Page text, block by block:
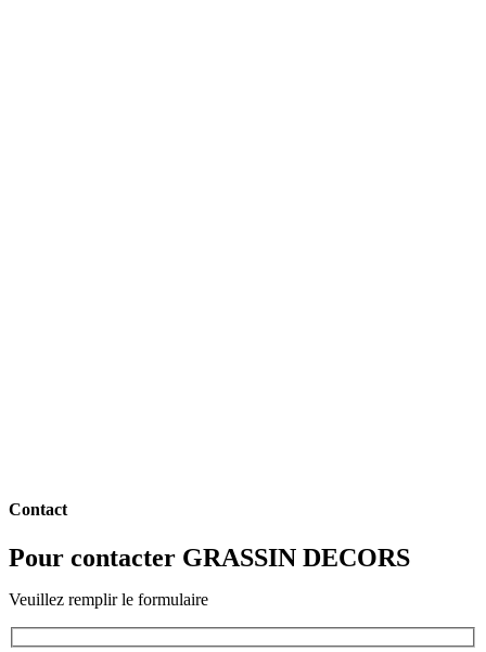
Contact
Pour contacter GRASSIN DECORS
Veuillez remplir le formulaire